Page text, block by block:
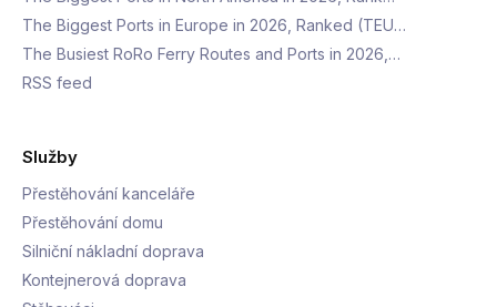
The Biggest Ports in Europe in 2026, Ranked (TEU…
The Busiest RoRo Ferry Routes and Ports in 2026,…
RSS feed
Služby
Přestěhování kanceláře
Přestěhování domu
Silniční nákladní doprava
Kontejnerová doprava